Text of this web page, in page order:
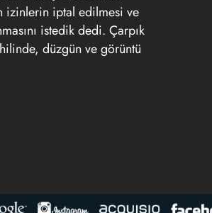
izinlerin iptal edilmesi ve
istedik dedi. Çarpık
düzgün ve görüntü